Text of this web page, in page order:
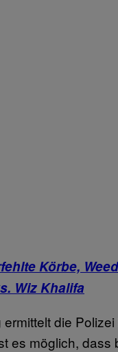
Körbe,
Wiz Khalifa
ermittelt die
es möglich, dass